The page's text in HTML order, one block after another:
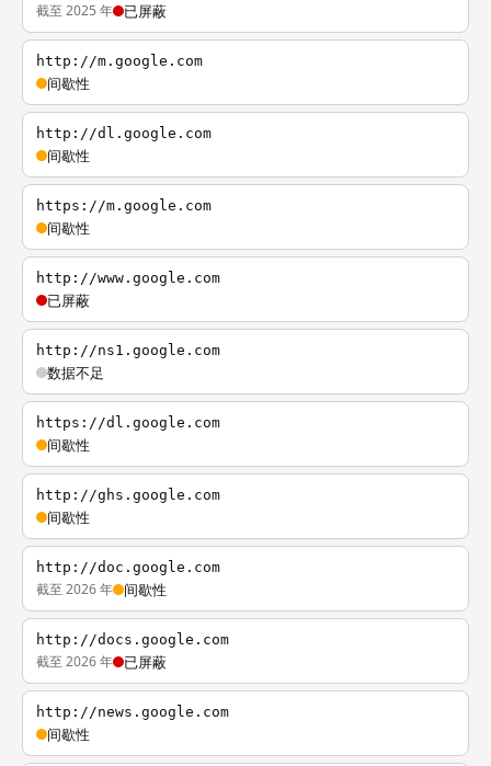
截至 2025 年 已屏蔽
http://m.google.com
间歇性
http://dl.google.com
间歇性
https://m.google.com
间歇性
http://www.google.com
已屏蔽
http://ns1.google.com
数据不足
https://dl.google.com
间歇性
http://ghs.google.com
间歇性
http://doc.google.com
截至 2026 年 间歇性
http://docs.google.com
截至 2026 年 已屏蔽
http://news.google.com
间歇性